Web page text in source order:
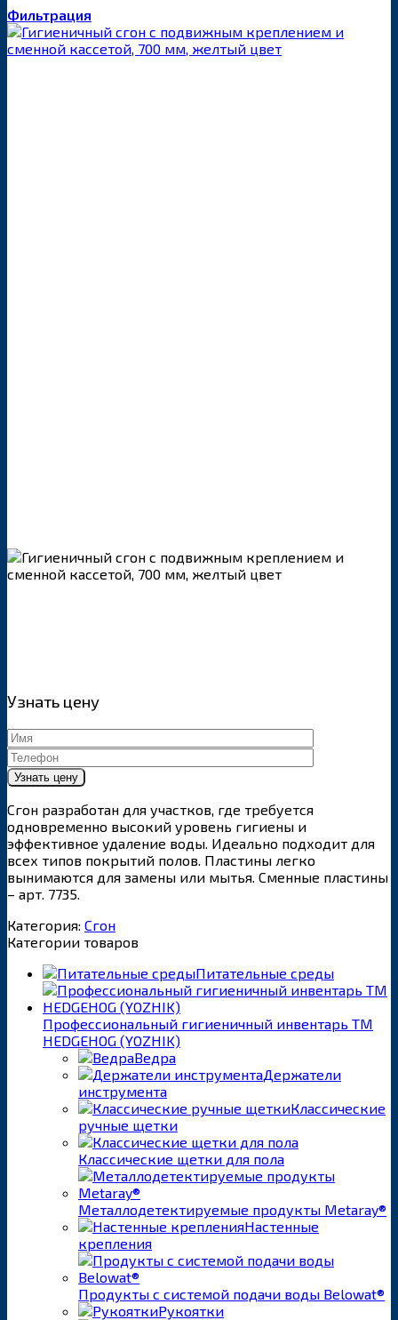
Фильтрация
Узнать цену
Сгон разработан для участков, где требуется
одновременно высокий уровень гигиены и
эффективное удаление воды. Идеально подходит для
всех типов покрытий полов. Пластины легко
вынимаются для замены или мытья. Сменные пластины
– арт. 7735.
Категория: Сгон
Категории товаров
Питательные среды
Профессиональный гигиеничный инвентарь ТМ
HEDGEHOG (YOZHIK)
Ведра
Держатели
инструмента
Классические
ручные щетки
Классические щетки для пола
Металлодетектируемые продукты Metaray®
Настенные
крепления
Продукты с системой подачи воды Belowat®
Рукоятки